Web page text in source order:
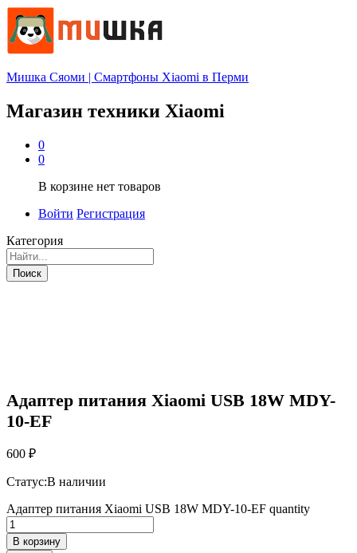
Мишка Сяоми | Смартфоны Xiaomi в Перми
Магазин техники Xiaomi
0
0
В корзине нет товаров
Войти Регистрация
Категория
Поиск
Адаптер питания Xiaomi USB 18W MDY-
10-EF
600 ₽
Статус:В наличии
Адаптер питания Xiaomi USB 18W MDY-10-EF quantity
В корзину